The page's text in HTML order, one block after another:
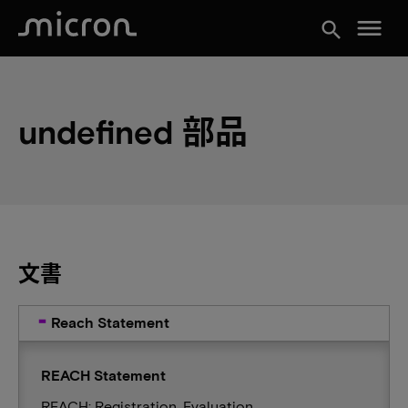
search menu
undefined 部品
文書
Reach Statement
REACH Statement